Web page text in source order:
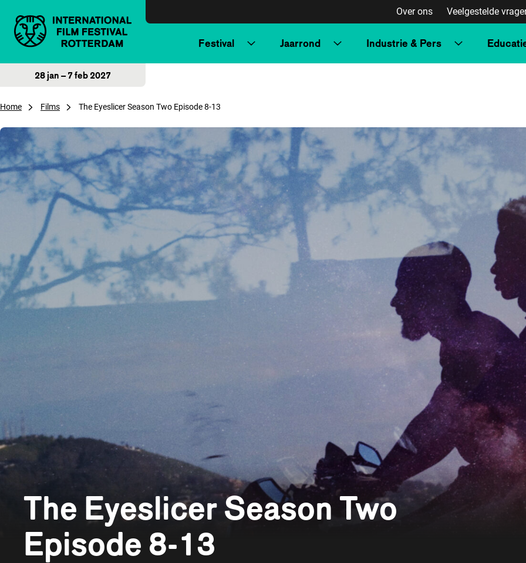
Over ons Veelgestelde
Festival Jaarrond Industrie & Pers
28 jan – 7 feb 2027
Home Films The Eyeslicer Season Two Episode 8-13
The Eyeslicer Season Two
Episode 8-13